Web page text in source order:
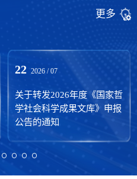
了生态文明思想，从其内涵、
细解读，让师生们对生态文明
考察云南重要讲话、云南生态
更多
22 2026 / 07
关于转发2026年度《国家哲
学社会科学成果文库》申报
公告的通知